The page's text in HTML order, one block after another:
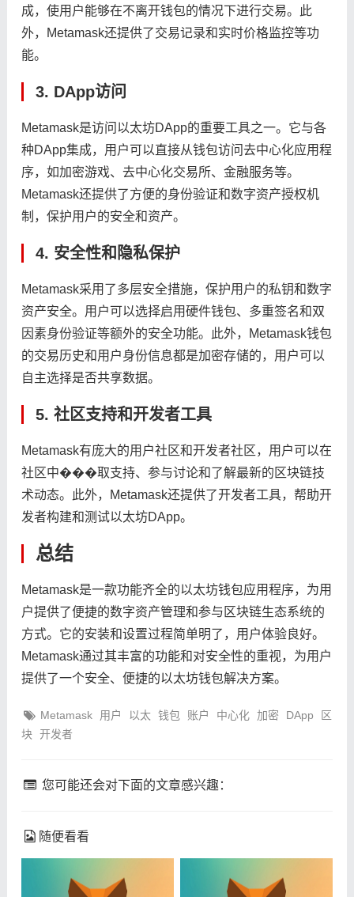
成，使用户能够在不离开钱包的情况下进行交易。此
外，Metamask还提供了交易记录和实时价格监控等功
能。
3. DApp访问
Metamask是访问以太坊DApp的重要工具之一。它与各
种DApp集成，用户可以直接从钱包访问去中心化应用程
序，如加密游戏、去中心化交易所、金融服务等。
Metamask还提供了方便的身份验证和数字资产授权机
制，保护用户的安全和资产。
4. 安全性和隐私保护
Metamask采用了多层安全措施，保护用户的私钥和数字
资产安全。用户可以选择启用硬件钱包、多重签名和双
因素身份验证等额外的安全功能。此外，Metamask钱包
的交易历史和用户身份信息都是加密存储的，用户可以
自主选择是否共享数据。
5. 社区支持和开发者工具
Metamask有庞大的用户社区和开发者社区，用户可以在
社区中���取支持、参与讨论和了解最新的区块链技
术动态。此外，Metamask还提供了开发者工具，帮助开
发者构建和测试以太坊DApp。
总结
Metamask是一款功能齐全的以太坊钱包应用程序，为用
户提供了便捷的数字资产管理和参与区块链生态系统的
方式。它的安装和设置过程简单明了，用户体验良好。
Metamask通过其丰富的功能和对安全性的重视，为用户
提供了一个安全、便捷的以太坊钱包解决方案。
Metamask 用户 以太 钱包 账户 中心化 加密 DApp
区
块 开发者
您可能还会对下面的文章感兴趣：
随便看看